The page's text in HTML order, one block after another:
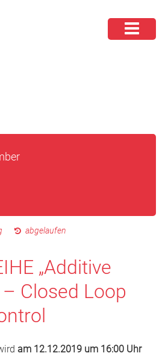
abgelaufen
„Additive
Closed Loop
am 12.12.2019 um 16:00 Uhr